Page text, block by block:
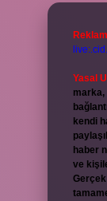
Yasal
marka,
kendi
haber
ve